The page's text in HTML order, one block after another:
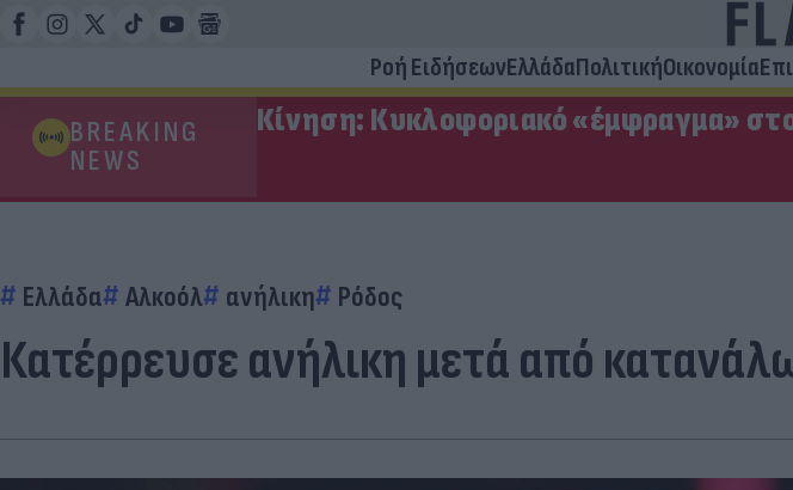
Ροή ΕιδήσεωνΕλλάδαΠολιτικήΟικονομία
BREAKING
NEWS
Κίνηση: Κυκλοφοριακό «έμφραγμα»
Ελλάδα Αλκοόλ ανήλικη Ρόδος
Κατέρρευσε ανήλικη μετά από